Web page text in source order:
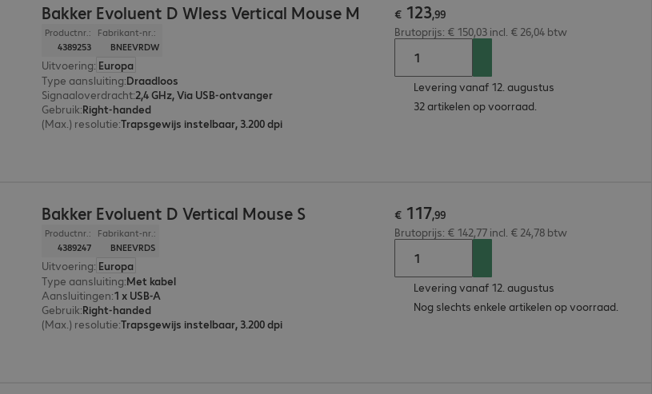
Bakker Evoluent D Wless Vertical Mouse M
Productnr.:
4389253
Fabrikant-nr.:
BNEEVRDW
Uitvoering: Europa
Type aansluiting:Draadloos
Signaaloverdracht:2,4 GHz, Via USB-ontvanger
Gebruik:Right-handed
(Max.) resolutie:Trapsgewijs instelbaar, 3.200 dpi
€ 123,99
Brutoprijs: € 150,03 incl. € 26,04 btw
Levering vanaf 12. augustus
32 artikelen op voorraad.
Bakker Evoluent D Vertical Mouse S
Productnr.:
4389247
Fabrikant-nr.:
BNEEVRDS
Uitvoering: Europa
Type aansluiting:Met kabel
Aansluitingen:1 x USB-A
Gebruik:Right-handed
(Max.) resolutie:Trapsgewijs instelbaar, 3.200 dpi
€ 117,99
Brutoprijs: € 142,77 incl. € 24,78 btw
Levering vanaf 12. augustus
Nog slechts enkele artikelen op voorraad.